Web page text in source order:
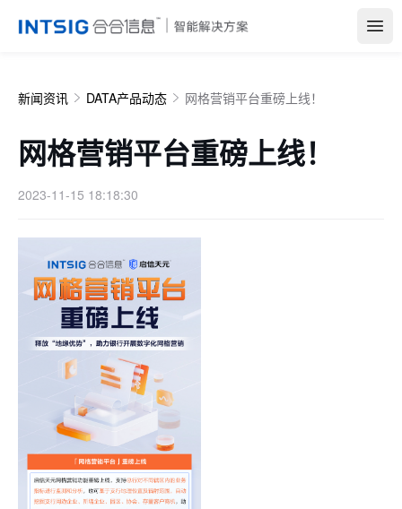
新闻资讯 DATA产品动态 网格营销平台重磅上线！
网格营销平台重磅上线！
2023-11-15 18:18:30